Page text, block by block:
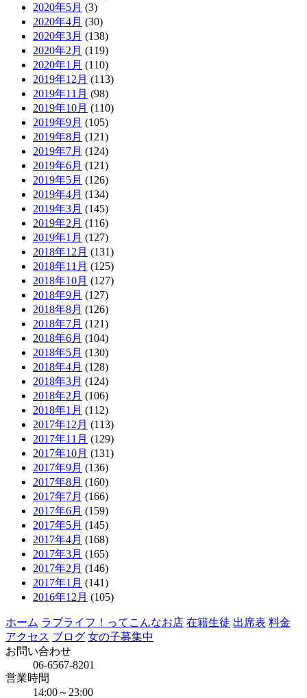
2020年5月 (3)
2020年4月 (30)
2020年3月 (138)
2020年2月 (119)
2020年1月 (110)
2019年12月 (113)
2019年11月 (98)
2019年10月 (110)
2019年9月 (105)
2019年8月 (121)
2019年7月 (124)
2019年6月 (121)
2019年5月 (126)
2019年4月 (134)
2019年3月 (145)
2019年2月 (116)
2019年1月 (127)
2018年12月 (131)
2018年11月 (125)
2018年10月 (127)
2018年9月 (127)
2018年8月 (126)
2018年7月 (121)
2018年6月 (104)
2018年5月 (130)
2018年4月 (128)
2018年3月 (124)
2018年2月 (106)
2018年1月 (112)
2017年12月 (113)
2017年11月 (129)
2017年10月 (131)
2017年9月 (136)
2017年8月 (160)
2017年7月 (166)
2017年6月 (159)
2017年5月 (145)
2017年4月 (168)
2017年3月 (165)
2017年2月 (146)
2017年1月 (141)
2016年12月 (105)
ホーム ラブライフ！ってこんなお店 在籍生徒 出席表 料金
アクセス ブログ 女の子募集中
お問い合わせ
06-6567-8201
営業時間
14:00～23:00